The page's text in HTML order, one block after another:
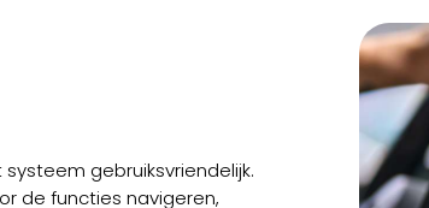
gebruiksvriendelijk.
de functies navigeren,